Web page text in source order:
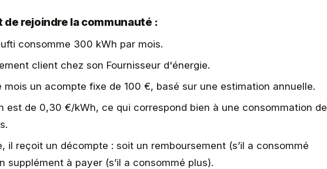
de rejoindre la communauté :
consomme 300 kWh par mois.
client chez son Fournisseur d'énergie.
mois un acompte fixe de 100 €, basé sur une estimation annuelle.
est de 0,30 €/kWh, ce qui correspond bien à une consommation de
il reçoit un décompte : soit un remboursement (s’il a consommé
supplément à payer (s’il a consommé plus).